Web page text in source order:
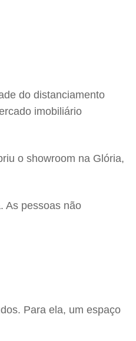
do distanciamento
imobiliário
o showroom na Glória,
As pessoas não
Para ela, um espaço